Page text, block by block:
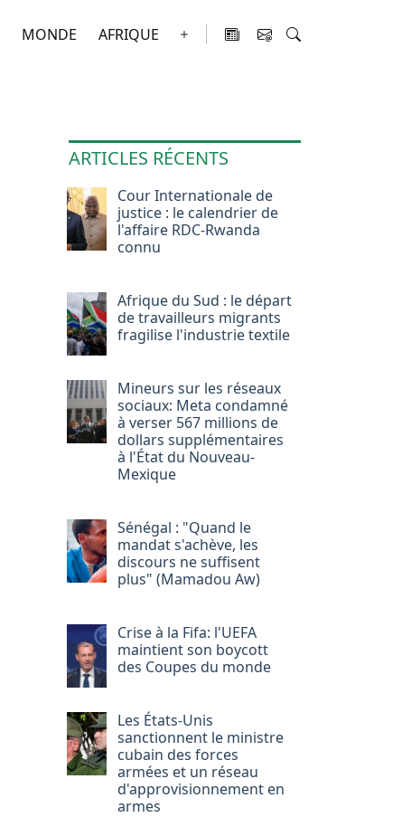
MONDE AFRIQUE
ARTICLES RÉCENTS
Cour Internationale de
justice : le calendrier de
l'affaire RDC-Rwanda
connu
Afrique du Sud : le départ
de travailleurs migrants
fragilise l'industrie textile
Mineurs sur les réseaux
sociaux: Meta condamné
à verser 567 millions de
dollars supplémentaires
à l'État du Nouveau-
Mexique
Sénégal : "Quand le
mandat s'achève, les
discours ne suffisent
plus" (Mamadou Aw)
Crise à la Fifa: l'UEFA
maintient son boycott
des Coupes du monde
Les États-Unis
sanctionnent le ministre
cubain des forces
armées et un réseau
d'approvisionnement en
armes